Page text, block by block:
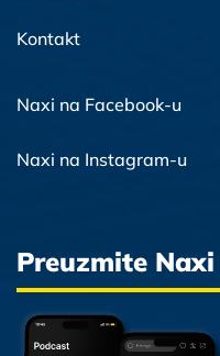
Kontakt
Naxi na Facebook-u
Naxi na Instagram-u
Preuzmite